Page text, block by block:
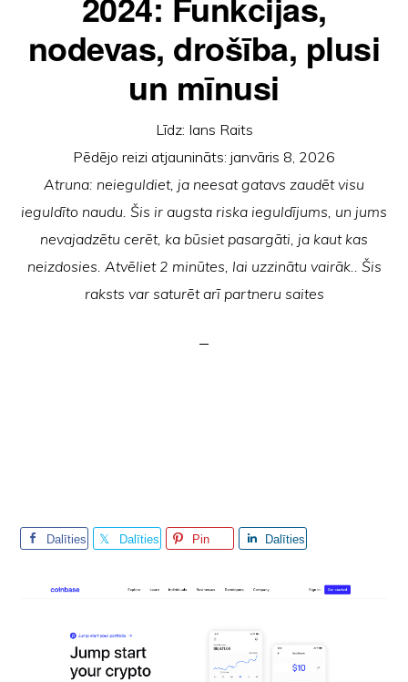
nodevas, drošība, plusi
un mīnusi
Līdz: Ians Raits
Pēdējo reizi atjaunināts: janvāris 8, 2026
Atruna: neieguldiet, ja neesat gatavs zaudēt visu
ieguldīto naudu. Šis ir augsta riska ieguldījums, un jums
nevajadzētu cerēt, ka būsiet pasargāti, ja kaut kas
neizdosies. Atvēliet 2 minūtes, lai uzzinātu vairāk.. Šis
raksts var saturēt arī partneru saites
Dalīties Dalīties Pin Dalīties